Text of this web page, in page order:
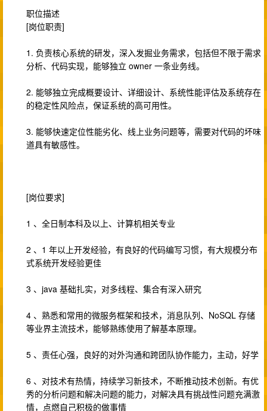
职位描述
[岗位职责]
1. 负责核心系统的研发，深入发掘业务需求，包括但不限于需求
分析、代码实现，能够独立 owner 一条业务线。
2. 能够独立完成概要设计、详细设计、系统性能评估及系统存在
的稳定性风险点，保证系统的高可用性。
3. 能够快速定位性能劣化、线上业务问题等，需要对代码的坏味
道具有敏感性。
[岗位要求]
1 、全日制本科及以上、计算机相关专业
2 、1 年以上开发经验，有良好的代码编写习惯，有大规模分布
式系统开发经验更佳
3 、java 基础扎实，对多线程、集合有深入研究
4 、熟悉和常用的微服务框架和技术，消息队列、NoSQL 存储
等业界主流技术，能够熟练使用了解基本原理。
5 、责任心强，良好的对外沟通和跨团队协作能力，主动，好学
6 、对技术有热情，持续学习新技术，不断推动技术创新。有优
秀的分析问题和解决问题的能力，对解决具有挑战性问题充满激
情，点燃自己积极的做事情